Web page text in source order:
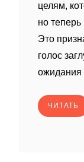
целям,
но теперь
Это
голос
ожидания
ЧИТАТЬ